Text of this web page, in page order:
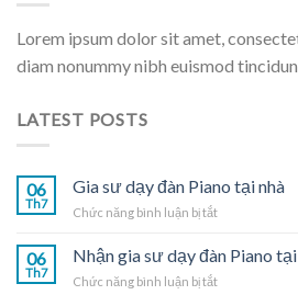
Lorem ipsum dolor sit amet,
diam nonummy nibh euismod
LATEST POSTS
06
Th7
Gia sư dạy đàn Piano tại nhà
Chức năng bình luận bị tắtở
đàn
06
Th7
Nhận gia sư dạy đàn Piano
Chức năng bình luận bị tắtở